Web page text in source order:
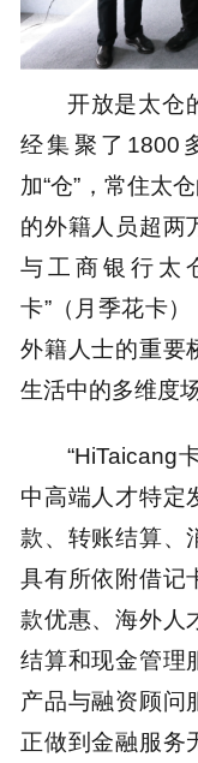
开放是太仓
经集聚了1800
加“仓”，常住太
的外籍人员超两
与工商银行太
卡”（月季花卡
外籍人士的重要
生活中的多维度
“HiTaicang
中高端人才特定
款、转账结算、
具有所依附借记
款优惠、海外人
结算和现金管理
产品与融资顾问
正做到金融服务